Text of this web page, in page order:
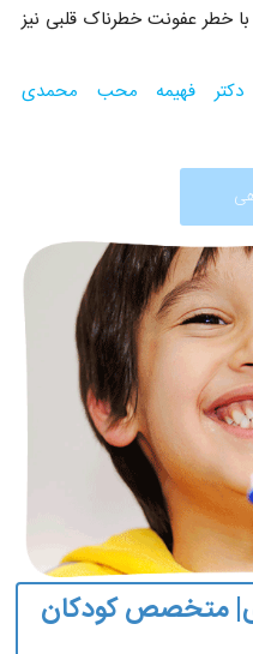
خطر عفونت خطرناک قلبی نیز
دکتر فهیمه محب محمدی
متخصص کودکان